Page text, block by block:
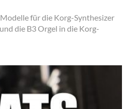
für die Korg-Synthesizer
die B3 Orgel in die Korg-